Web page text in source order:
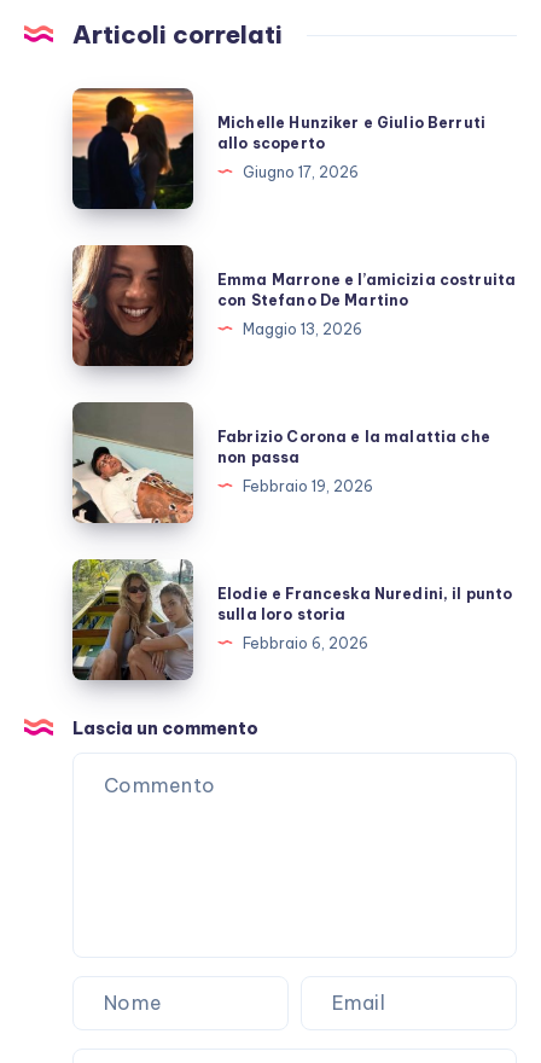
Articoli correlati
Michelle
Hunziker
e
Berruti
allo
scoperto
Michelle Hunziker e Giulio Berruti
allo scoperto
Giugno 17, 2026
Emma
Marrone
e
l’amicizia
costruita
con
Stefano
De
Martino
Emma Marrone e l’amicizia costruita
con Stefano De Martino
Maggio 13, 2026
Fabrizio
Corona
e
la
malattia
che
non
passa
Fabrizio Corona e la malattia che
non passa
Febbraio 19, 2026
Elodie
e
Franceska
Nuredini,
punto
sulla
Elodie e Franceska Nuredini, il punto
sulla loro storia
Febbraio 6, 2026
Lascia un commento